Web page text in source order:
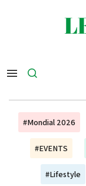
#Mondial 2026
#EVENTS
#Lifestyle